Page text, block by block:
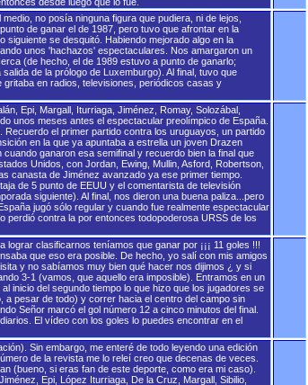
no posía ninguna figura que pudiera, ni de lejos,
de ganar el de 1987, pero tuvo que afrontar en la
se desquitó. Habiendo mejorado algo en la
unos 'hachazos' espectaculares. Nos amargaron un
(de hecho, el de 1989 estuvo a punto de ganarlo;
de la prólogo de Luxemburgo). Al final, tuvo que
en radios, televisiones, periódicos casas y
Epi, Margall, Iturriaga, Jiménez, Romay, Solozábal,
unos meses antes el espectacular preolímpico de España.
el primer partido contra los uruguayos, un partido
en la que ya apuntaba a estrella un joven Drazen
ganaron esa semifinal y recuerdo bien la final que
Unidos, con Jordan, Ewing, Mullin, Asford, Robertson,
canasta de Jiménez avanzado ya ese primer tiempo.
de 5 punto de EEUU y el comentarista de televisión
siguiente). Al final, nos dieron una buena paliza...pero
jugó sólo regular y cuando fue realmente espectacular
perdió contra la por entonces todopoderosa URSS de los
clasificarnos teníamos que ganar por ¡¡¡ 11 goles !!!
que eso era posible. De hecho, yo salí con mis amigos
y no sabíamos muy bien qué hacer nos dijimos ¿ y si
3-1 (vamos, que aquello era imposible). Entramos en un
inicio del segundo tiempo lo que hizo que los jugadores se
a pesar de todo) y correr hacia el centro del campo sin
Señor marcó el gol número 12 a cinco minutos del final.
El vídeo con los goles lo puedes encontrar en el
Sin embargo, me enteré de todo leyendo una edición
de la revista me lo releí creo que decenas de veces.
(bueno, si eras fan de este deporte, como era mi caso).
Epi, López Iturriaga, De la Cruz, Margall, Sibilio,